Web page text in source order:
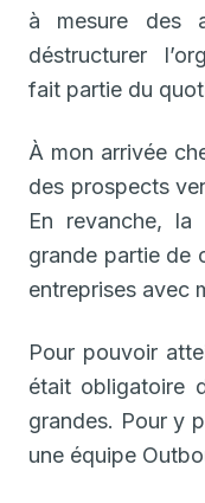
à mesure des
déstructurer
fait partie du
À mon arrivée
des prospects
En revanche, la
grande partie de
entreprises avec
Pour pouvoir
était obligatoire
grandes. Pour y
une équipe